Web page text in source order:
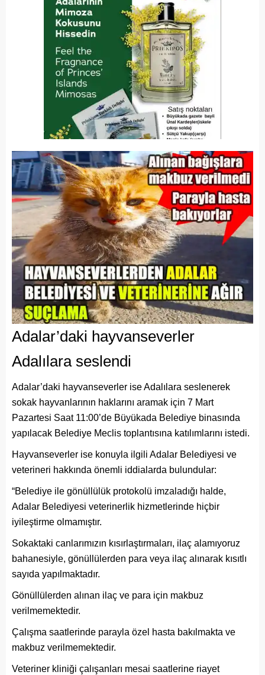
Adalar’daki hayvanseverler
Adalılara seslendi
Adalar’daki hayvanseverler ise Adalılara seslenerek
sokak hayvanlarının haklarını aramak için 7 Mart
Pazartesi Saat 11:00’de Büyükada Belediye binasında
yapılacak Belediye Meclis toplantısına katılımlarını istedi.
Hayvanseverler ise konuyla ilgili Adalar Belediyesi ve
veterineri hakkında önemli iddialarda bulundular:
“Belediye ile gönüllülük protokolü imzaladığı halde,
Adalar Belediyesi veterinerlik hizmetlerinde hiçbir
iyileştirme olmamıştır.
Sokaktaki canlarımızın kısırlaştırmaları, ilaç alamıyoruz
bahanesiyle, gönüllülerden para veya ilaç alınarak kısıtlı
sayıda yapılmaktadır.
Gönüllülerden alınan ilaç ve para için makbuz
verilmemektedir.
Çalışma saatlerinde parayla özel hasta bakılmakta ve
makbuz verilmemektedir.
Veteriner kliniği çalışanları mesai saatlerine riayet